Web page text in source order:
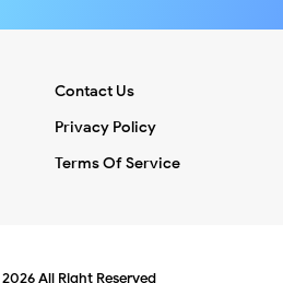
Contact Us
Privacy Policy
Terms Of Service
2026All Right Reserved